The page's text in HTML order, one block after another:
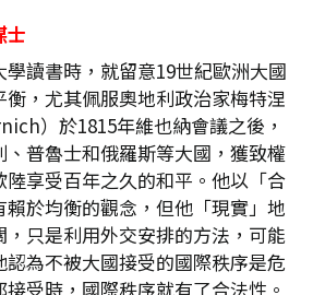
士
學讀書時，就留意19世紀歐洲大國
，尤其佩服奧地利政治家梅特涅
）於1815年維也納會議之後，
普魯士和俄羅斯等大國，獲致權
享受百年之久的和平。他以「合
於均衡的觀念，但他「現實」地
只是利用外交安排的方法，可能
為不被大國接受的國際秩序是危
受時，國際秩序就有了合法性。